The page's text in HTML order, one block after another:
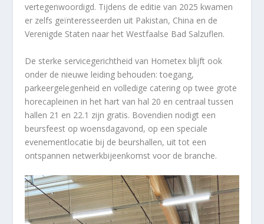
vertegenwoordigd. Tijdens de editie van 2025 kwamen
er zelfs geïnteresseerden uit Pakistan, China en de
Verenigde Staten naar het Westfaalse Bad Salzuflen.
De sterke servicegerichtheid van Hometex blijft ook
onder de nieuwe leiding behouden: toegang,
parkeergelegenheid en volledige catering op twee grote
horecapleinen in het hart van hal 20 en centraal tussen
hallen 21 en 22.1 zijn gratis. Bovendien nodigt een
beursfeest op woensdagavond, op een speciale
evenementlocatie bij de beurshallen, uit tot een
ontspannen netwerkbijeenkomst voor de branche.